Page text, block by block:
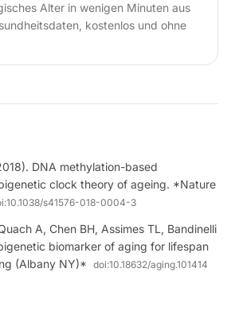
Alter in wenigen Minuten aus
kostenlos und ohne
DNA methylation-based
clock theory of ageing. *Nature
10.1038/s41576-018-0004-3
A, Chen BH, Assimes TL, Bandinelli
biomarker of aging for lifespan
(Albany NY)* doi:10.18632/aging.101414